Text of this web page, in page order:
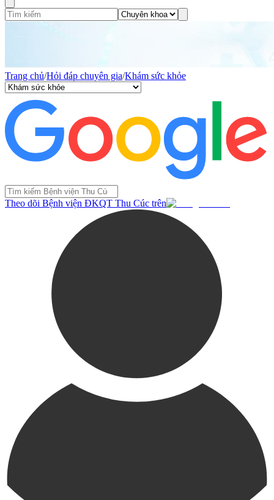
Trang chủ/Hỏi đáp chuyên gia/Khám sức khỏe
Theo dõi Bệnh viện ĐKQT Thu Cúc trên